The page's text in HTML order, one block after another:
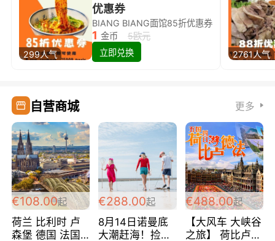
299人气
优惠券
BIANG BIANG面馆85折优惠券
1 金币
5欧元
立即兑换
2761人气
自营商城 更多
€108.00起
荷兰 比利时 卢
森堡 德国 法国
€288.00起
8月14日诺曼底
大潮赶海！捡海
€488.00起
【大风车 大峡谷
之旅】 荷比卢德